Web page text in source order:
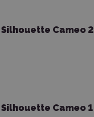
Silhouette Cameo 2
Silhouette Cameo 1